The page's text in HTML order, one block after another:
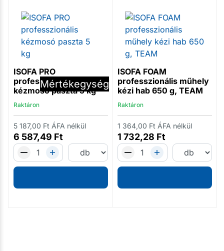
ISOFA PRO
professzionális
kézmosó paszta 5 kg
Raktáron
6 587,49 Ft
5 187,00 Ft ÁFA nélkül
ISOFA FOAM
professzionális műhely
kézi hab 650 g, TEAM
Raktáron
1 732,28 Ft
1 364,00 Ft ÁFA nélkül
Mennyiség
Mértékegység